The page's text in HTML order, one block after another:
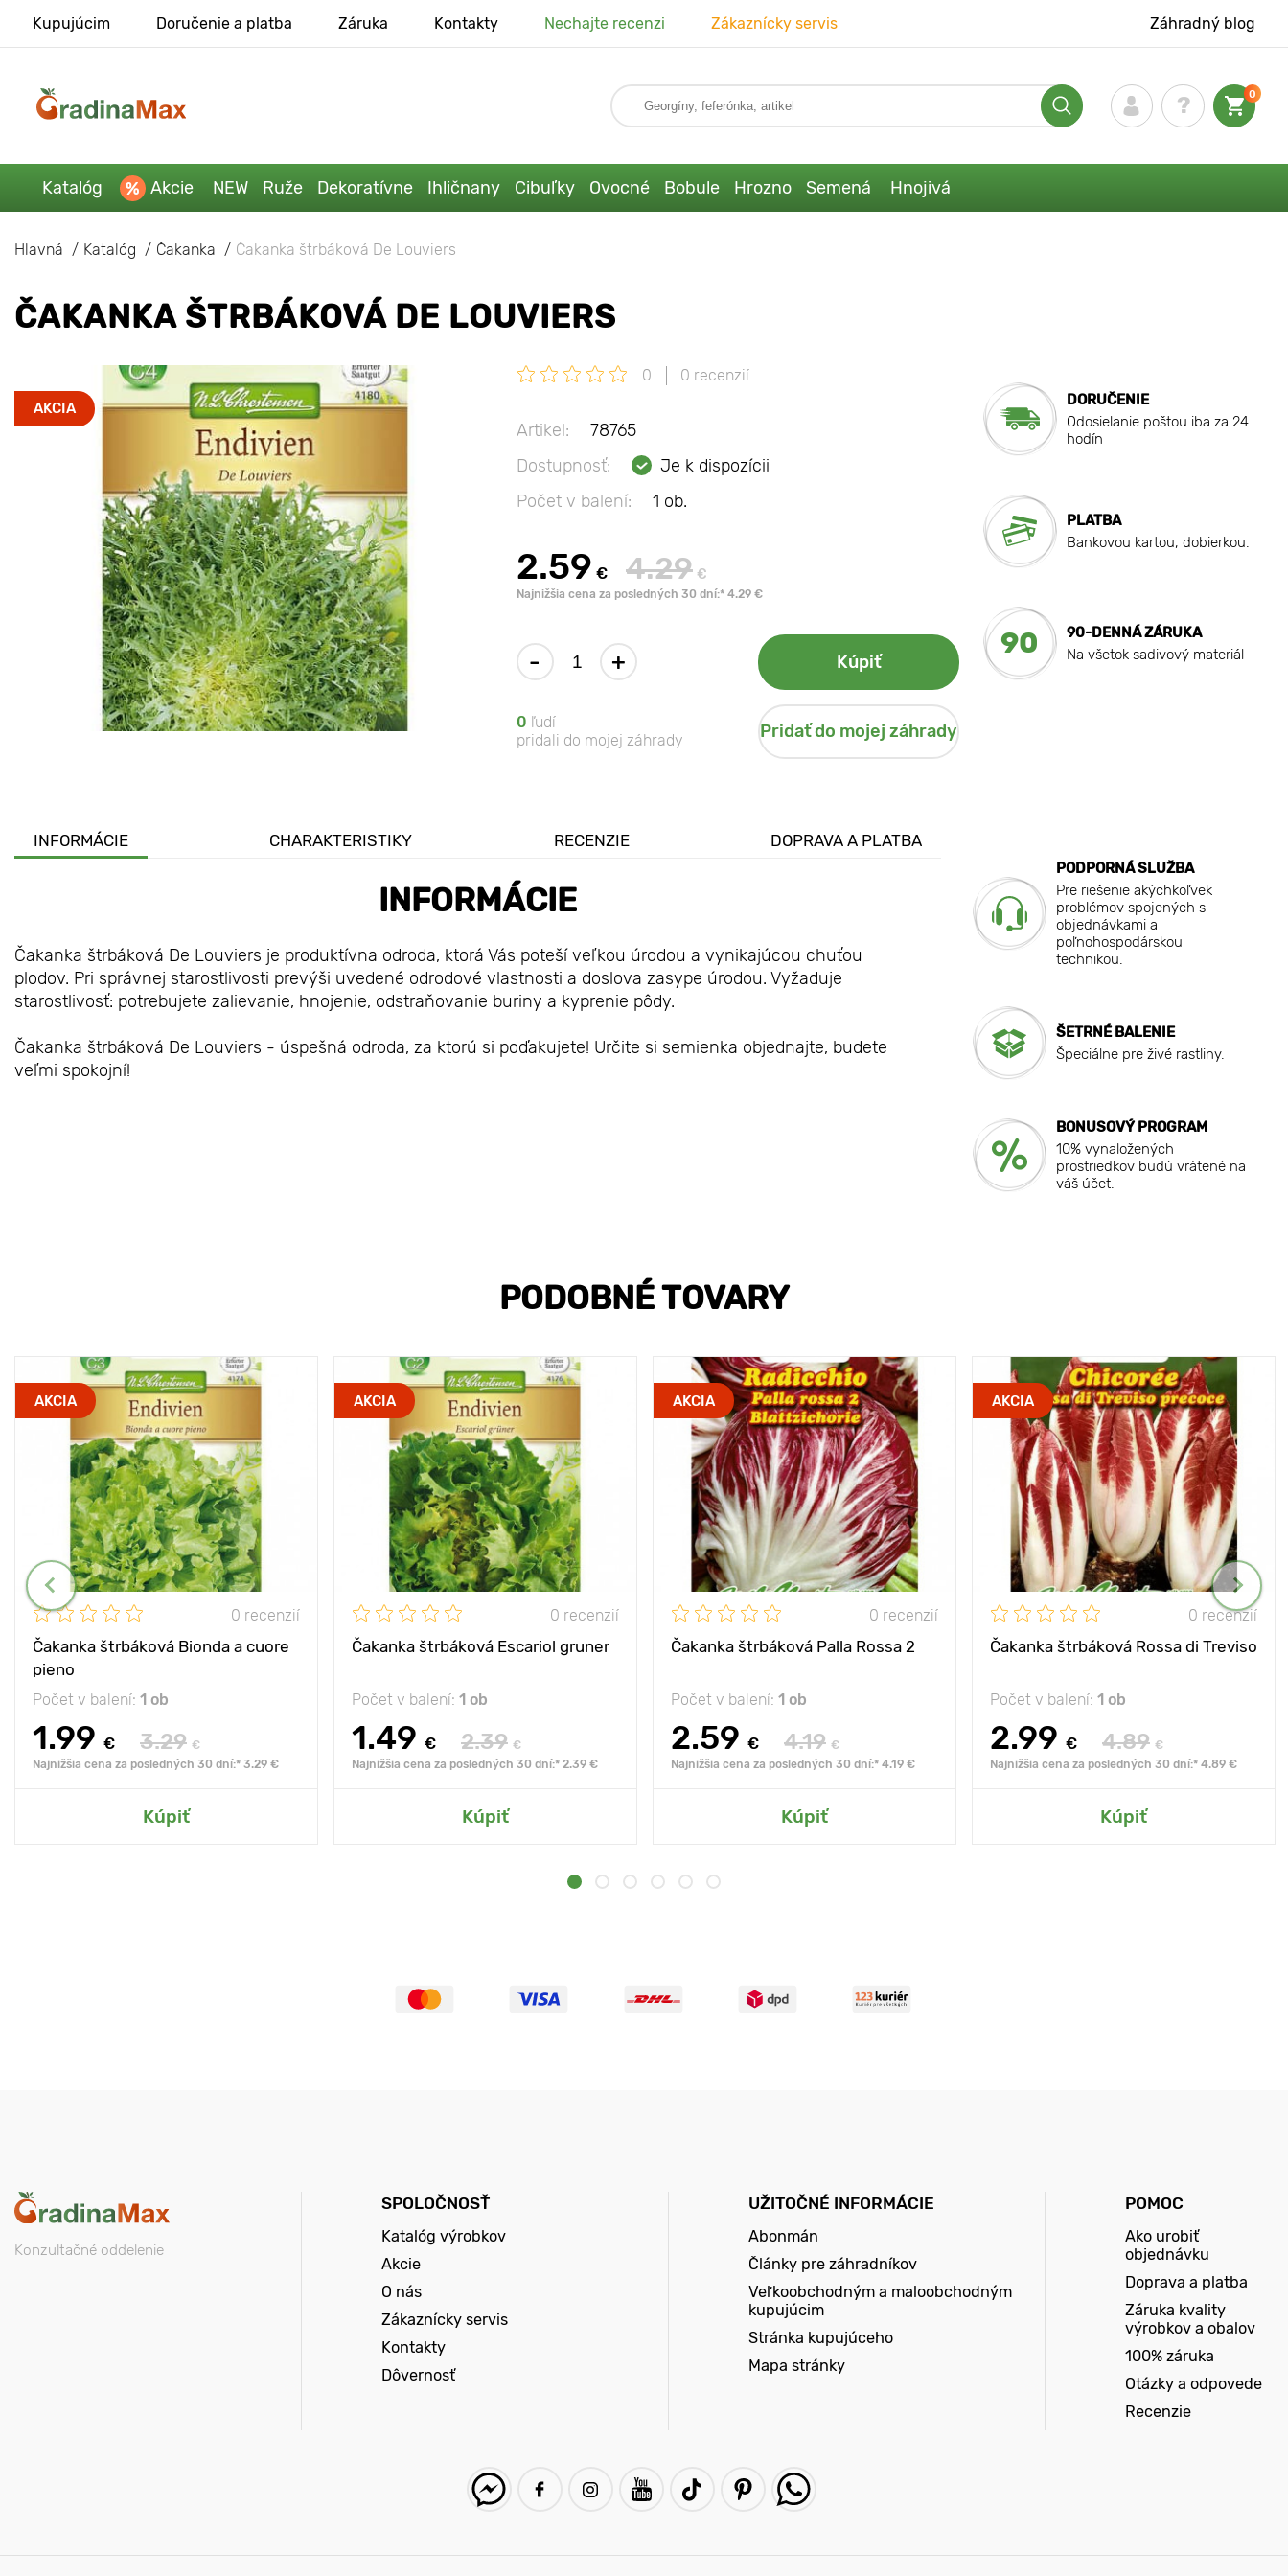
Kupujúcim Doručenie a platba Záruka Kontakty Nechajte recenzi Zákaznícky servis Záhradný blog
0
Katalóg Akcie NEW Ruže Dekoratívne Ihličnany Cibuľky Ovocné Bobule Hrozno Semená Hnojivá
Hlavná Katalóg Čakanka Čakanka štrbáková De Louviers
ČAKANKA ŠTRBÁKOVÁ DE LOUVIERS
AKCIA
0 0 recenzií
Artikel:
78765
Dostupnosť:
Je k dispozícii
Počet v balení:
1 ob.
2.59 € 4.29 €
Najnižšia cena za posledných 30 dní:* 4.29 €
- + Kúpiť
0 ľudí
pridali do mojej záhrady
Pridať do mojej záhrady
DORUČENIE
Odosielanie poštou iba za 24
hodín
PLATBA
Bankovou kartou, dobierkou.
90
90-DENNÁ ZÁRUKA
Na všetok sadivový materiál
INFORMÁCIE CHARAKTERISTIKY RECENZIE DOPRAVA A PLATBA
INFORMÁCIE
Čakanka štrbáková De Louviers je produktívna odroda, ktorá Vás poteší veľkou úrodou a vynikajúcou chuťou
plodov. Pri správnej starostlivosti prevýši uvedené odrodové vlastnosti a doslova zasype úrodou. Vyžaduje
starostlivosť: potrebujete zalievanie, hnojenie, odstraňovanie buriny a kyprenie pôdy.
Čakanka štrbáková De Louviers - úspešná odroda, za ktorú si poďakujete! Určite si semienka objednajte, budete
veľmi spokojní!
PODPORNÁ SLUŽBA
Pre riešenie akýchkoľvek
problémov spojených s
objednávkami a
poľnohospodárskou
technikou.
ŠETRNÉ BALENIE
Špeciálne pre živé rastliny.
BONUSOVÝ PROGRAM
10% vynaložených
prostriedkov budú vrátené na
váš účet.
PODOBNÉ TOVARY
AKCIA
0 recenzií
Čakanka štrbáková Bionda a cuore
pieno
Počet v balení: 1 ob
1.99 € 3.29 €
Najnižšia cena za posledných 30 dní:* 3.29 €
Kúpiť
AKCIA
0 recenzií
Čakanka štrbáková Escariol gruner
Počet v balení: 1 ob
1.49 € 2.39 €
Najnižšia cena za posledných 30 dní:* 2.39 €
Kúpiť
AKCIA
0 recenzií
Čakanka štrbáková Palla Rossa 2
Počet v balení: 1 ob
2.59 € 4.19 €
Najnižšia cena za posledných 30 dní:* 4.19 €
Kúpiť
AKCIA
0 recenzií
Čakanka štrbáková Rossa di Treviso
Počet v balení: 1 ob
2.99 € 4.89 €
Najnižšia cena za posledných 30 dní:* 4.89 €
Kúpiť
Konzultačné oddelenie
SPOLOČNOSŤ
Katalóg výrobkov
Akcie
O nás
Zákaznícky servis
Kontakty
Dôvernosť
UŽITOČNÉ INFORMÁCIE
Abonmán
Články pre záhradníkov
Veľkoobchodným a maloobchodným
kupujúcim
Stránka kupujúceho
Mapa stránky
POMOC
Ako urobiť
objednávku
Doprava a platba
Záruka kvality
výrobkov a obalov
100% záruka
Otázky a odpovede
Recenzie